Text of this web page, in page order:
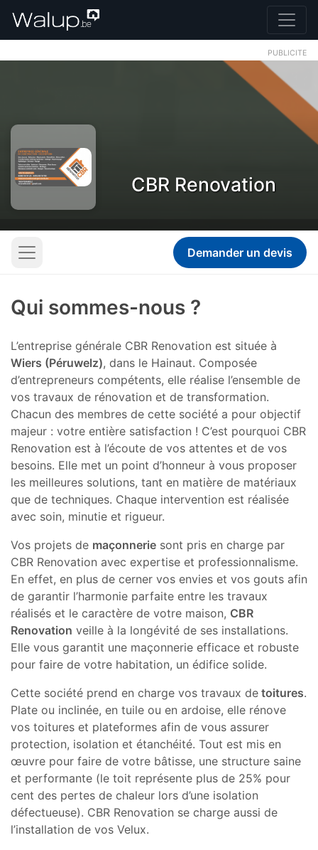
PUBLICITE
CBR Renovation
Demander un devis
Qui sommes-nous ?
L’entreprise générale CBR Renovation est située à
Wiers (Péruwelz), dans le Hainaut. Composée
d’entrepreneurs compétents, elle réalise l’ensemble de
vos travaux de rénovation et de transformation.
Chacun des membres de cette société a pour objectif
majeur : votre entière satisfaction ! C’est pourquoi CBR
Renovation est à l’écoute de vos attentes et de vos
besoins. Elle met un point d’honneur à vous proposer
les meilleures solutions, tant en matière de matériaux
que de techniques. Chaque intervention est réalisée
avec soin, minutie et rigueur.
Vos projets de maçonnerie sont pris en charge par
CBR Renovation avec expertise et professionnalisme.
En effet, en plus de cerner vos envies et vos gouts afin
de garantir l’harmonie parfaite entre les travaux
réalisés et le caractère de votre maison, CBR
Renovation veille à la longévité de ses installations.
Elle vous garantit une maçonnerie efficace et robuste
pour faire de votre habitation, un édifice solide.
Cette société prend en charge vos travaux de toitures.
Plate ou inclinée, en tuile ou en ardoise, elle rénove
vos toitures et plateformes afin de vous assurer
protection, isolation et étanchéité. Tout est mis en
œuvre pour faire de votre bâtisse, une structure saine
et performante (le toit représente plus de 25% pour
cent des pertes de chaleur lors d’une isolation
défectueuse). CBR Renovation se charge aussi de
l’installation de vos Velux.